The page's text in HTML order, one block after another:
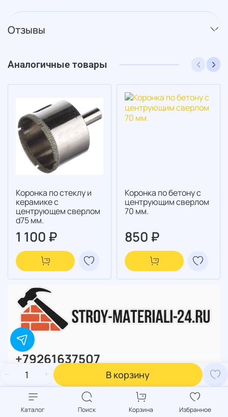
В корзину
Отзывы
Аналогичные товары
Коронка по стеклу и
керамике с
центрующем сверлом
d75 мм.
1 100 ₽
Коронка по бетону с
центрующим сверлом
70 мм.
850 ₽
+79261637507
+79586827750
Каталог Поиск Корзина Избранное